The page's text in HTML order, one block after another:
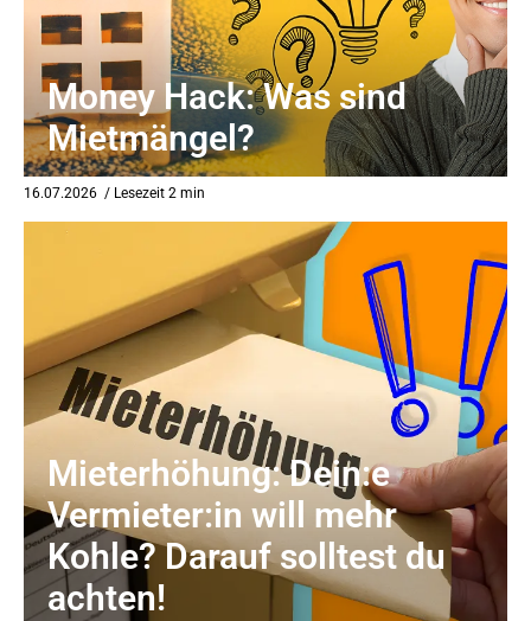
Money Hack: Was sind
Mietmängel?
16.07.2026 / Lesezeit 2 min
Mieterhöhung: Dein:e
Vermieter:in will mehr
Kohle? Darauf solltest du
achten!